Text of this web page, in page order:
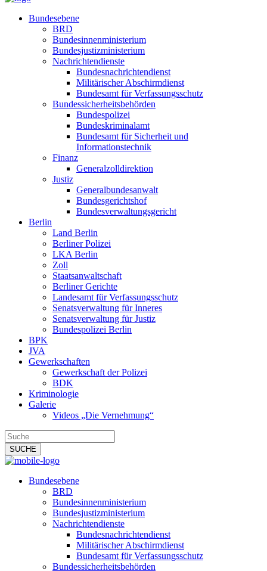
Bundesebene
BRD
Bundesinnenministerium
Bundesjustizministerium
Nachrichtendienste
Bundesnachrichtendienst
Militärischer Abschirmdienst
Bundesamt für Verfassungsschutz
Bundessicherheitsbehörden
Bundespolizei
Bundeskriminalamt
Bundesamt für Sicherheit und
Informationstechnik
Finanz
Generalzolldirektion
Justiz
Generalbundesanwalt
Bundesgerichtshof
Bundesverwaltungsgericht
Berlin
Land Berlin
Berliner Polizei
LKA Berlin
Zoll
Staatsanwaltschaft
Berliner Gerichte
Landesamt für Verfassungsschutz
Senatsverwaltung für Inneres
Senatsverwaltung für Justiz
Bundespolizei Berlin
BPK
JVA
Gewerkschaften
Gewerkschaft der Polizei
BDK
Kriminologie
Galerie
Videos „Die Vernehmung“
Bundesebene
BRD
Bundesinnenministerium
Bundesjustizministerium
Nachrichtendienste
Bundesnachrichtendienst
Militärischer Abschirmdienst
Bundesamt für Verfassungsschutz
Bundessicherheitsbehörden